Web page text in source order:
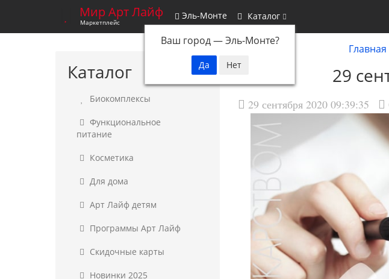
Мир Арт Лайф
Маркетплейс
Эль-Монте
Ваш город —Эль-Монте?
Каталог
Каталог
Биокомплексы
Функциональное
питание
Косметика
Для дома
Арт Лайф детям
Программы Арт Лайф
Скидочные карты
Новинки 2025
Главная
29
29 сентября 2020 09:39:35